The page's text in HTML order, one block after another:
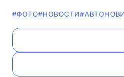
#ФОТО#НОВОСТИ